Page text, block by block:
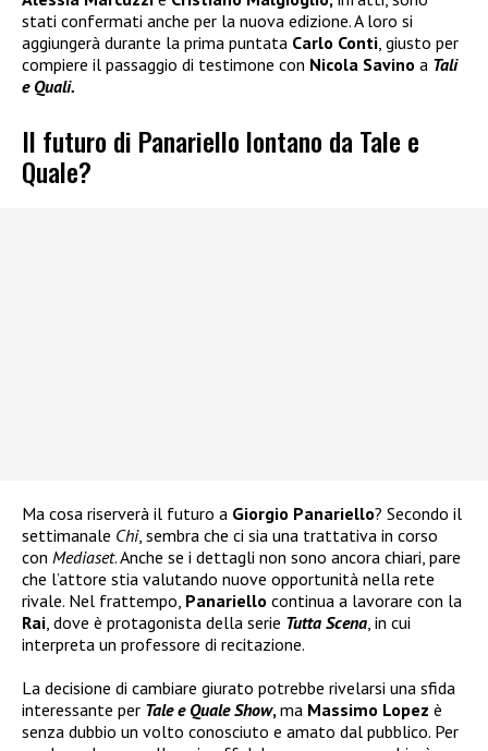
stati confermati anche per la nuova edizione. A loro si
aggiungerà durante la prima puntata Carlo Conti, giusto per
compiere il passaggio di testimone con Nicola Savino a Tali
e Quali.
Il futuro di Panariello lontano da Tale e
Quale?
Ma cosa riserverà il futuro a Giorgio Panariello? Secondo il
settimanale Chi, sembra che ci sia una trattativa in corso
con Mediaset. Anche se i dettagli non sono ancora chiari, pare
che l’attore stia valutando nuove opportunità nella rete
rivale. Nel frattempo, Panariello continua a lavorare con la
Rai, dove è protagonista della serie Tutta Scena, in cui
interpreta un professore di recitazione.
La decisione di cambiare giurato potrebbe rivelarsi una sfida
interessante per Tale e Quale Show,ma Massimo Lopez è
senza dubbio un volto conosciuto e amato dal pubblico. Per